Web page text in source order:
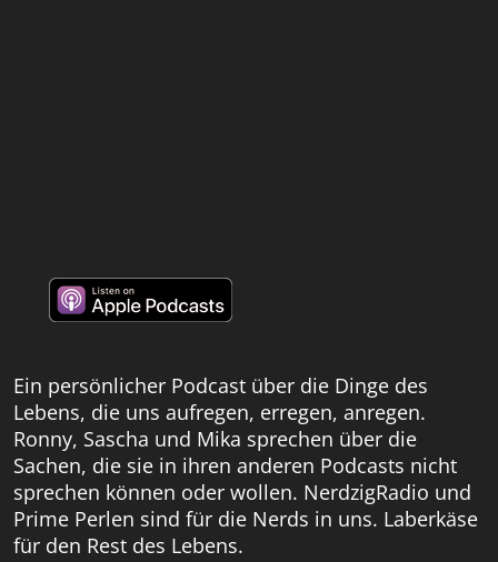
Ein persönlicher Podcast über die Dinge des
Lebens, die uns aufregen, erregen, anregen.
Ronny, Sascha und Mika sprechen über die
Sachen, die sie in ihren anderen Podcasts nicht
sprechen können oder wollen. NerdzigRadio und
Prime Perlen sind für die Nerds in uns. Laberkäse
für den Rest des Lebens.